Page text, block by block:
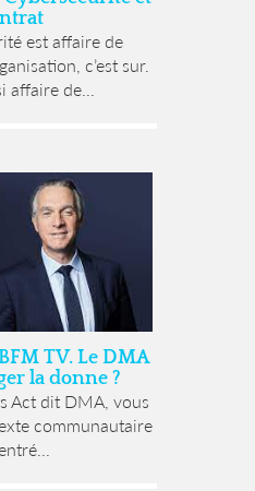
est affaire de
c’est sur.
affaire de...
TV. Le DMA
la donne ?
Act dit DMA, vous
communautaire